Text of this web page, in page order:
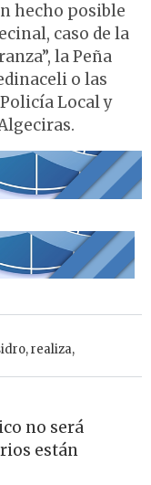
hecho posible
caso de la
la Peña
o las
Local y
,realiza,
no será
están